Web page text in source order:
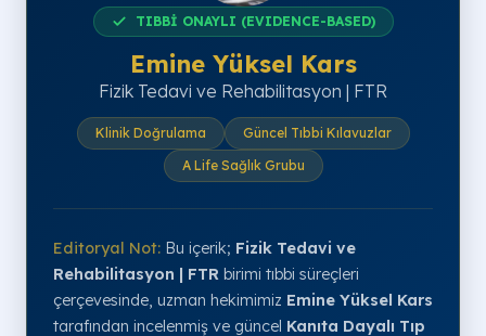
TIBBİ ONAYLI (EVIDENCE-BASED)
Emine Yüksel Kars
Fizik Tedavi ve Rehabilitasyon | FTR
Klinik Doğrulama
Güncel Tıbbi Kılavuzlar
A Life Sağlık Grubu
Editoryal Not: Bu içerik; Fizik Tedavi ve
Rehabilitasyon | FTR birimi tıbbi süreçleri
çerçevesinde, uzman hekimimiz Emine Yüksel Kars
tarafından incelenmiş ve güncel Kanıta Dayalı Tıp